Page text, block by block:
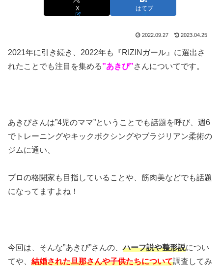
X はてブ
2022.09.27 2023.04.25
2021年に引き続き、2022年も『RIZINガール』に選出さ
れたことでも注目を集める”あきぴ”さんについてです。
あきぴさんは”4児のママ”ということでも話題を呼び、週6
でトレーニングやキックボクシングやブラジリアン柔術の
ジムに通い、
プロの格闘家も目指していることや、筋肉美などでも話題
になってますよね！
今回は、そんな”あきぴ”さんの、ハーフ説や整形説につい
てや、 結婚された旦那さんや子供たちについて調査してみ